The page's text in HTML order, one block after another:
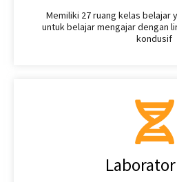
Memiliki 27 ruang kelas belajar
untuk belajar mengajar dengan
kondusif